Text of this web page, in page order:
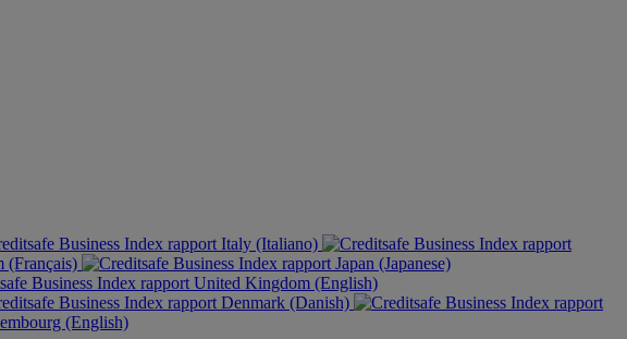
Italy (Italiano)
(Français)
Japan (Japanese)
United Kingdom (English)
Denmark (Danish)
(English)